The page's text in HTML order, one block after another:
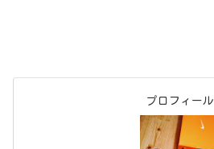
プロフィール